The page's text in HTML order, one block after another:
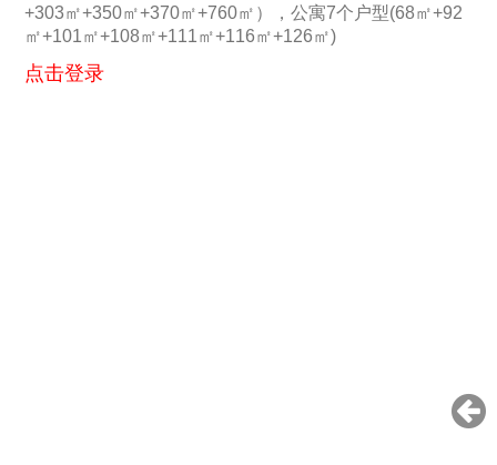
+303㎡+350㎡+370㎡+760㎡），公寓7个户型(68㎡+92
㎡+101㎡+108㎡+111㎡+116㎡+126㎡)
点击登录